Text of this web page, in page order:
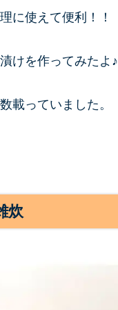
に使えて便利！！
けを作ってみたよ♪
載っていました。
炊